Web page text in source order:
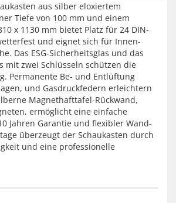
aus silber eloxiertem
Tiefe von 100 mm und einem
x 1130 mm bietet Platz für 24 DIN-
und eignet sich für Innen-
Das ESG-Sicherheitsglas und das
mit zwei Schlüsseln schützen die
Permanente Be- und Entlüftung
und Gasdruckfedern erleichtern
Magnethafttafel-Rückwand,
ermöglicht eine einfache
Jahren Garantie und flexibler Wand-
überzeugt der Schaukasten durch
und eine professionelle